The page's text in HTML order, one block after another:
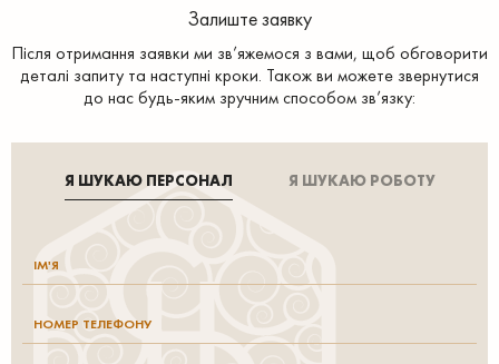
Залиште заявку
Після отримання заявки ми зв’яжемося з вами, щоб обговорити
деталі запиту та наступні кроки. Також ви можете звернутися
до нас будь-яким зручним способом зв’язку:
Я ШУКАЮ ПЕРСОНАЛ Я ШУКАЮ РОБОТУ